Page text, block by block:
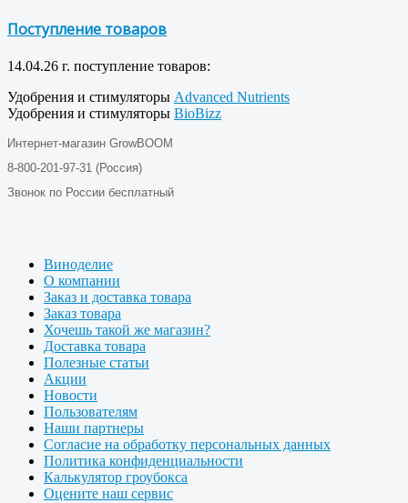
Поступление товаров
14.04.26 г. поступление товаров:
Удобрения и стимуляторы Advanced Nutrients
Удобрения и стимуляторы BioBizz
Интернет-магазин GrowBOOM
8-800-201-97-31 (Россия)
Звонок по России бесплатный
Виноделие
О компании
Заказ и доставка товара
Заказ товара
Хочешь такой же магазин?
Доставка товара
Полезные статьи
Акции
Новости
Пользователям
Наши партнеры
Согласие на обработку персональных данных
Политика конфиденциальности
Калькулятор гроубокса
Оцените наш сервис